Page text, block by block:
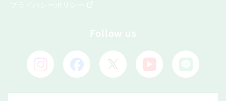
プライバシーポリシー
Follow us